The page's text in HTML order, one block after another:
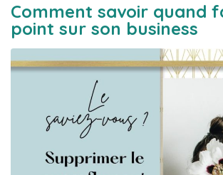
Comment savoir quand
point sur son business